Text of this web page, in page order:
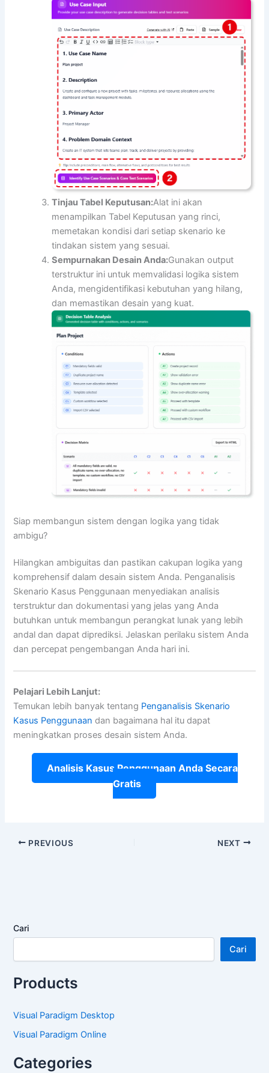
Tinjau Tabel Keputusan:Alat ini akan
menampilkan Tabel Keputusan yang rinci,
memetakan kondisi dari setiap skenario ke
tindakan sistem yang sesuai.
Sempurnakan Desain Anda:Gunakan output
terstruktur ini untuk memvalidasi logika sistem
Anda, mengidentifikasi kebutuhan yang hilang,
dan memastikan desain yang kuat.
Siap membangun sistem dengan logika yang tidak
ambigu?
Hilangkan ambiguitas dan pastikan cakupan logika yang
komprehensif dalam desain sistem Anda. Penganalisis
Skenario Kasus Penggunaan menyediakan analisis
terstruktur dan dokumentasi yang jelas yang Anda
butuhkan untuk membangun perangkat lunak yang lebih
andal dan dapat diprediksi. Jelaskan perilaku sistem Anda
dan percepat pengembangan Anda hari ini.
Pelajari Lebih Lanjut:
Temukan lebih banyak tentang Penganalisis Skenario
Kasus Penggunaan dan bagaimana hal itu dapat
meningkatkan proses desain sistem Anda.
Analisis Kasus Penggunaan Anda Secara
Gratis
PREVIOUS NEXT
Cari
Cari
Products
Visual Paradigm Desktop
Visual Paradigm Online
Categories